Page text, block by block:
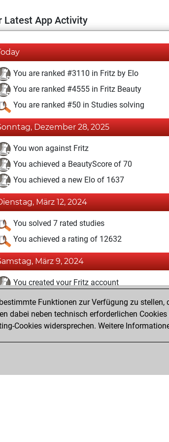
Latest App Activity
You are ranked #3110 in Fritz by Elo
You are ranked #4555 in Fritz Beauty
You are ranked #50 in Studies solving
Dezember 28, 2025
You won against Fritz
You achieved a BeautyScore of 70
You achieved a new Elo of 1637
März 12, 2024
You solved 7 rated studies
You achieved a rating of 12632
März 9, 2024
You created your Fritz account
März 8, 2024
You created your Studies account
Funktionen zur Verfügung zu
dabei neben technisch erforderlichen
Cookies widersprechen. Weitere